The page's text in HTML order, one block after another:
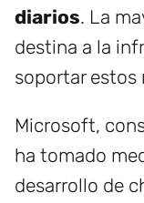
diarios. La
destina a la
soportar estos
Microsoft,
ha tomado
desarrollo de